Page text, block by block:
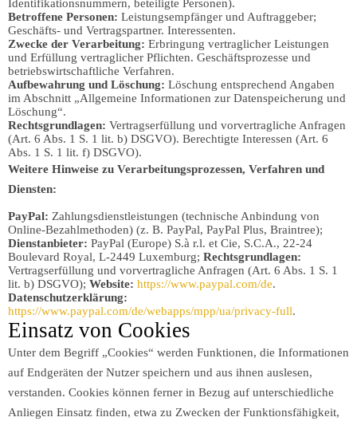
Identifikationsnummern, beteiligte Personen).
Betroffene Personen: Leistungsempfänger und Auftraggeber;
Geschäfts- und Vertragspartner. Interessenten.
Zwecke der Verarbeitung: Erbringung vertraglicher Leistungen
und Erfüllung vertraglicher Pflichten. Geschäftsprozesse und
betriebswirtschaftliche Verfahren.
Aufbewahrung und Löschung: Löschung entsprechend Angaben
im Abschnitt „Allgemeine Informationen zur Datenspeicherung und
Löschung“.
Rechtsgrundlagen: Vertragserfüllung und vorvertragliche Anfragen
(Art. 6 Abs. 1 S. 1 lit. b) DSGVO). Berechtigte Interessen (Art. 6
Abs. 1 S. 1 lit. f) DSGVO).
Weitere Hinweise zu Verarbeitungsprozessen, Verfahren und
Diensten:
PayPal: Zahlungsdienstleistungen (technische Anbindung von
Online-Bezahlmethoden) (z. B. PayPal, PayPal Plus, Braintree);
Dienstanbieter: PayPal (Europe) S.à r.l. et Cie, S.C.A., 22-24
Boulevard Royal, L-2449 Luxemburg; Rechtsgrundlagen:
Vertragserfüllung und vorvertragliche Anfragen (Art. 6 Abs. 1 S. 1
lit. b) DSGVO); Website: https://www.paypal.com/de.
Datenschutzerklärung:
https://www.paypal.com/de/webapps/mpp/ua/privacy-full.
Einsatz von Cookies
Unter dem Begriff „Cookies“ werden Funktionen, die Informationen
auf Endgeräten der Nutzer speichern und aus ihnen auslesen,
verstanden. Cookies können ferner in Bezug auf unterschiedliche
Anliegen Einsatz finden, etwa zu Zwecken der Funktionsfähigkeit,